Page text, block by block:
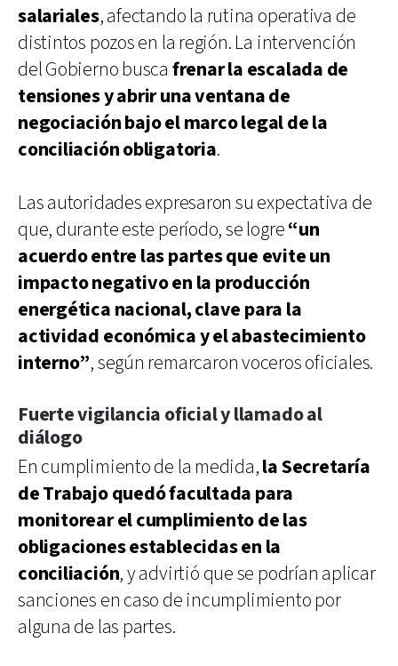
salariales, afectando la rutina operativa de
distintos pozos en la región. La intervención
del Gobierno busca frenar la escalada de
tensiones y abrir una ventana de
negociación bajo el marco legal de la
conciliación obligatoria.
Las autoridades expresaron su expectativa de
que, durante este período, se logre“un
acuerdo entre las partes que evite un
impacto negativo en la producción
energética nacional, clave para la
actividad económica y el abastecimiento
interno”, según remarcaron voceros oficiales.
Fuerte vigilancia oficial y llamado al
diálogo
En cumplimiento de la medida,la Secretaría
de Trabajo quedó facultada para
monitorear el cumplimiento de las
obligaciones establecidas en la
conciliación, y advirtió que se podrían aplicar
sanciones en caso de incumplimiento por
alguna de las partes.